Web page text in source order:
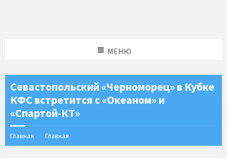
МЕНЮ
Севастопольский «Черноморец» в Кубке
КФС встретится с «Океаном» и
«Спартой-КТ»
Главная Главная